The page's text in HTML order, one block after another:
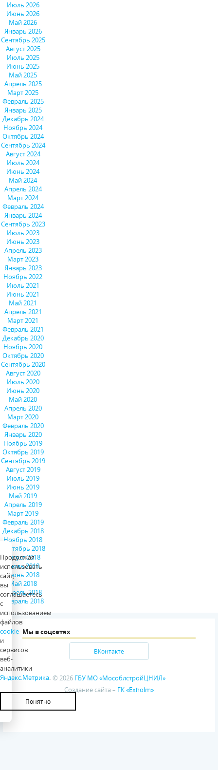
Июль 2026
Июнь 2026
Май 2026
Январь 2026
Сентябрь 2025
Август 2025
Июль 2025
Июнь 2025
Май 2025
Апрель 2025
Март 2025
Февраль 2025
Январь 2025
Декабрь 2024
Ноябрь 2024
Октябрь 2024
Сентябрь 2024
Август 2024
Июль 2024
Июнь 2024
Май 2024
Апрель 2024
Март 2024
Февраль 2024
Январь 2024
Сентябрь 2023
Июль 2023
Июнь 2023
Апрель 2023
Март 2023
Январь 2023
Ноябрь 2022
Июль 2021
Июнь 2021
Май 2021
Апрель 2021
Март 2021
Февраль 2021
Декабрь 2020
Ноябрь 2020
Октябрь 2020
Сентябрь 2020
Август 2020
Июль 2020
Июнь 2020
Май 2020
Апрель 2020
Март 2020
Февраль 2020
Январь 2020
Ноябрь 2019
Октябрь 2019
Сентябрь 2019
Август 2019
Июль 2019
Июнь 2019
Май 2019
Апрель 2019
Март 2019
Февраль 2019
Декабрь 2018
Ноябрь 2018
Сентябрь 2018
Август 2018
Июль 2018
Июнь 2018
Май 2018
Апрель 2018
Февраль 2018
Мы в соцсетях
ВКонтакте
© 2026 ГБУ МО «МособлстройЦНИЛ»
Создание сайта – ГК «Exholm»
Продолжая
использовать
сайт,
вы
соглашаетесь
с
использованием
файлов
cookie
и
сервисов
веб-
аналитики
Яндекс.Метрика.
Понятно